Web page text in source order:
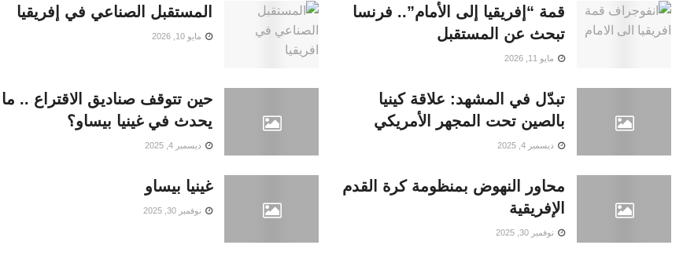
قمة “إفريقيا إلى الأمام”.. فرنسا
تبحث عن المستقبل
مايو 11, 2026
المستقبل الصناعي في إفريقيا
مايو 10, 2026
تبدّل في المشهد: علاقة كينيا
بالصين تحت المجهر الأمريكي
ديسمبر 4, 2025
حين تتوقف صناديق الاقتراع .. ما
يحدث في غينيا بيساو؟
ديسمبر 4, 2025
محاور النهوض بمنظومة كرة القدم
الإفريقية
نوفمبر 30, 2025
غينيا بيساو
نوفمبر 30, 2025